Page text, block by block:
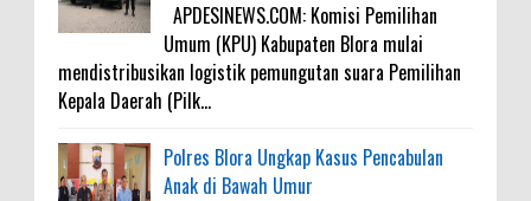
APDESINEWS.COM: Komisi Pemilihan
Umum (KPU) Kabupaten Blora mulai
mendistribusikan logistik pemungutan suara Pemilihan
Kepala Daerah (Pilk...
Polres Blora Ungkap Kasus Pencabulan
Anak di Bawah Umur